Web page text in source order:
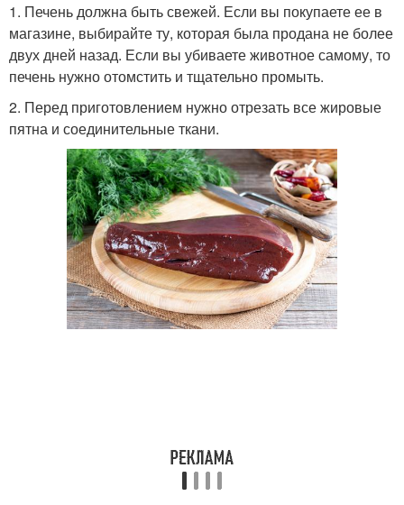
1. Печень должна быть свежей. Если вы покупаете ее в
магазине, выбирайте ту, которая была продана не более
двух дней назад. Если вы убиваете животное самому, то
печень нужно отомстить и тщательно промыть.
2. Перед приготовлением нужно отрезать все жировые
пятна и соединительные ткани.